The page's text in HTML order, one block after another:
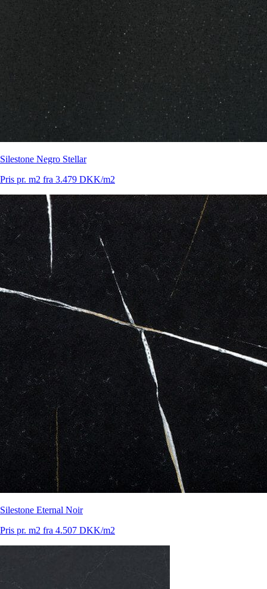
Silestone Negro Stellar
Pris pr. m2 fra 3.479 DKK/m2
Silestone Eternal Noir
Pris pr. m2 fra 4.507 DKK/m2